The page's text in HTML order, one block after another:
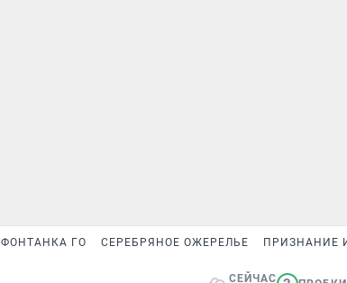
ФОНТАНКА ГО СЕРЕБРЯНОЕ ОЖЕРЕЛЬЕ ПРИЗНАНИЕ
СЕЙЧАС